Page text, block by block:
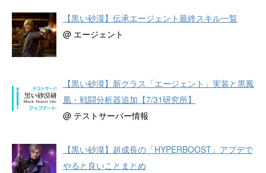
【黒い砂漠】伝承エージェント最終スキル一覧
@ エージェント
【黒い砂漠】新クラス「エージェント」実装と黒鳳
凰・戦闘分析器追加【7/31研究所】
@ テストサーバー情報
【黒い砂漠】超成長の「HYPERBOOST」アプデで
やると良いことまとめ